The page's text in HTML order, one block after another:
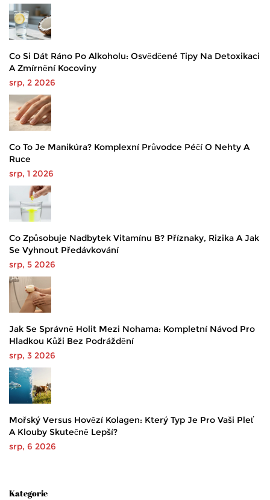
Co Si Dát Ráno Po Alkoholu: Osvědčené Tipy Na Detoxikaci
A Zmírnění Kocoviny
srp, 2 2026
Co To Je Manikúra? Komplexní Průvodce Péčí O Nehty A
Ruce
srp, 1 2026
Co Způsobuje Nadbytek Vitamínu B? Příznaky, Rizika A Jak
Se Vyhnout Předávkování
srp, 5 2026
Jak Se Správně Holit Mezi Nohama: Kompletní Návod Pro
Hladkou Kůži Bez Podráždění
srp, 3 2026
Mořský Versus Hovězí Kolagen: Který Typ Je Pro Vaši Pleť
A Klouby Skutečně Lepší?
srp, 6 2026
Kategorie